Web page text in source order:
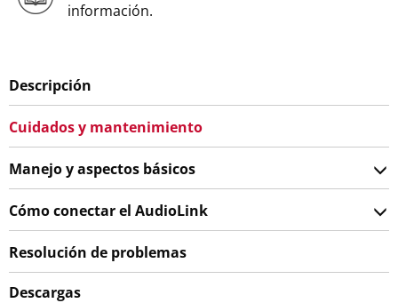
información.
Descripción
Cuidados y mantenimiento
Manejo y aspectos básicos
Cómo conectar el AudioLink
Resolución de problemas
Descargas